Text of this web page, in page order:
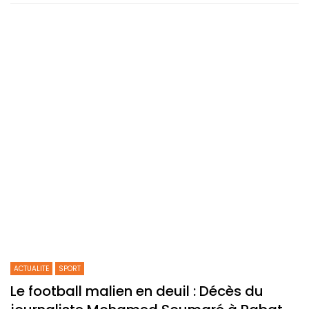
ACTUALITE SPORT
Le football malien en deuil : Décès du